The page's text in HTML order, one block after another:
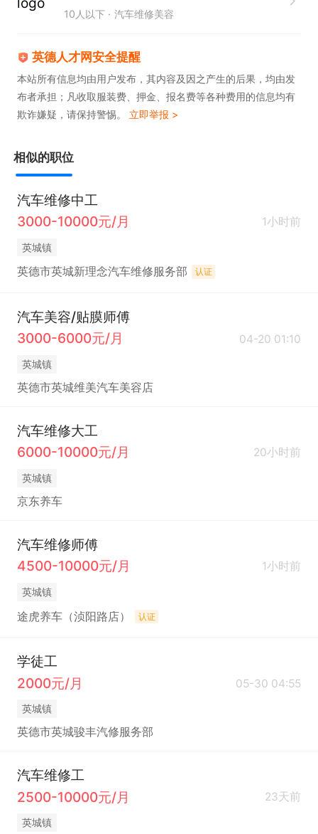
10人以下 汽车维修美容
英德人才网安全提醒
本站所有信息均由用户发布，其内容及因之产生的后果，均由发
布者承担；凡收取服装费、押金、报名费等各种费用的信息均有
欺诈嫌疑，请保持警惕。 立即举报 >
相似的职位
汽车维修中工
3000-10000元/月
1小时前
英城镇
英德市英城新理念汽车维修服务部 认证
汽车美容/贴膜师傅
3000-6000元/月
04-20 01:10
英城镇
英德市英城维美汽车美容店
汽车维修大工
6000-10000元/月
20小时前
英城镇
京东养车
汽车维修师傅
4500-10000元/月
1小时前
英城镇
途虎养车（浈阳路店） 认证
学徒工
2000元/月
05-30 04:55
英城镇
英德市英城骏丰汽修服务部
汽车维修工
2500-10000元/月
23天前
英城镇